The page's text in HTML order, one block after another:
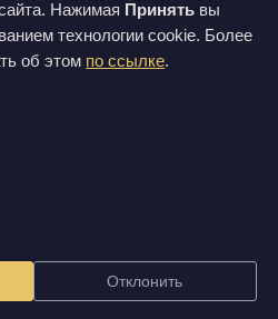
Нажимая Принять вы
технологии cookie. Более
об этом по ссылке.
Отклонить
Articles and protocols